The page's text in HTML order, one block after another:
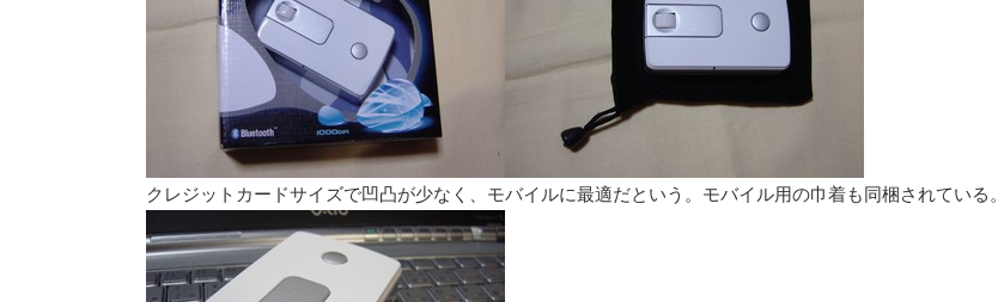
クレジットカードサイズで凹凸が少なく、モバイルに最適だという。モバイル用の巾着も同梱されている。